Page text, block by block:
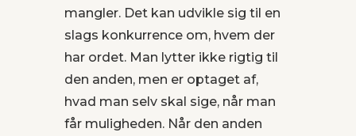
mangler. Det kan udvikle sig til en
slags konkurrence om, hvem der
har ordet. Man lytter ikke rigtig til
den anden, men er optaget af,
hvad man selv skal sige, når man
får muligheden. Når den anden